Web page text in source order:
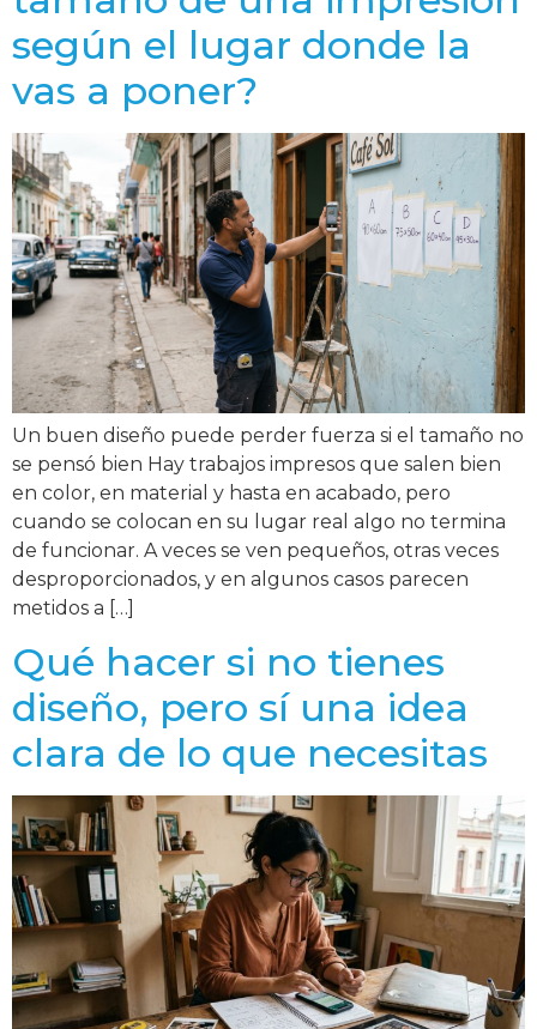
según el lugar donde la
vas a poner?
Un buen diseño puede perder fuerza si el tamaño no
se pensó bien Hay trabajos impresos que salen bien
en color, en material y hasta en acabado, pero
cuando se colocan en su lugar real algo no termina
de funcionar. A veces se ven pequeños, otras veces
desproporcionados, y en algunos casos parecen
metidos a […]
Qué hacer si no tienes
diseño, pero sí una idea
clara de lo que necesitas